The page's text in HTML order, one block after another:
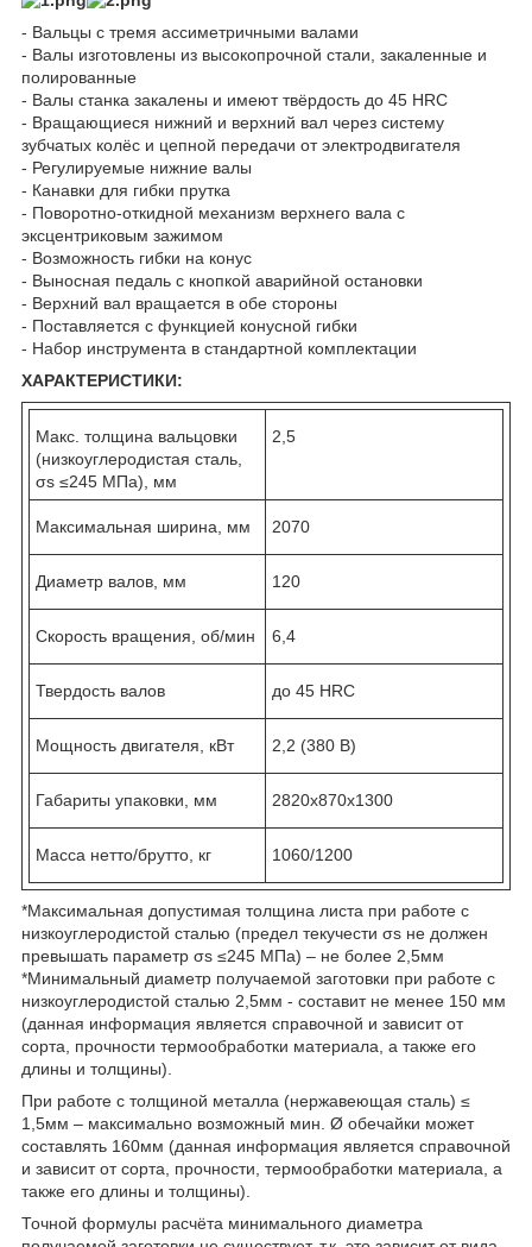
- Вальцы с тремя ассиметричными валами
- Валы изготовлены из высокопрочной стали, закаленные и
полированные
- Валы станка закалены и имеют твёрдость до 45 HRC
- Вращающиеся нижний и верхний вал через систему
зубчатых колёс и цепной передачи от электродвигателя
- Регулируемые нижние валы
- Канавки для гибки прутка
- Поворотно-откидной механизм верхнего вала с
эксцентриковым зажимом
- Возможность гибки на конус
- Выносная педаль с кнопкой аварийной остановки
- Верхний вал вращается в обе стороны
- Поставляется с функцией конусной гибки
- Набор инструмента в стандартной комплектации
ХАРАКТЕРИСТИКИ:
Макс. толщина вальцовки
(низкоуглеродистая сталь,
σs ≤245 МПа), мм
2,5
Максимальная ширина, мм 2070
Диаметр валов, мм 120
Скорость вращения, об/мин 6,4
Твердость валов до 45 HRC
Мощность двигателя, кВт 2,2 (380 В)
Габариты упаковки, мм 2820х870х1300
Масса нетто/брутто, кг 1060/1200
*Максимальная допустимая толщина листа при работе с
низкоуглеродистой сталью (предел текучести σs не должен
превышать параметр σs ≤245 МПа) – не более 2,5мм
*Минимальный диаметр получаемой заготовки при работе с
низкоуглеродистой сталью 2,5мм - составит не менее 150 мм
(данная информация является справочной и зависит от
сорта, прочности термообработки материала, а также его
длины и толщины).
При работе с толщиной металла (нержавеющая сталь) ≤
1,5мм – максимально возможный мин. Ø обечайки может
составлять 160мм (данная информация является справочной
и зависит от сорта, прочности, термообработки материала, а
также его длины и толщины).
Точной формулы расчёта минимального диаметра